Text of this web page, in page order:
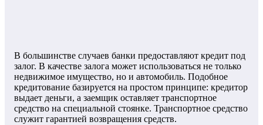
В большинстве случаев банки предоставляют кредит под
залог. В качестве залога может использоваться не только
недвижимое имущество, но и автомобиль. Подобное
кредитование базируется на простом принципе: кредитор
выдает деньги, а заемщик оставляет транспортное
средство на специальной стоянке. Транспортное средство
служит гарантией возвращения средств.